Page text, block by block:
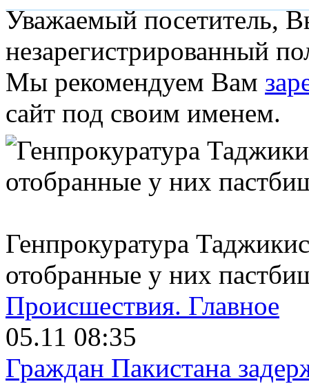
Уважаемый посетитель,
незарегистрированный
Мы рекомендуем Вам
сайт под своим именем.
Генпрокуратура
отобранные у них
Происшествия. Главное
05.11 08:35
Граждан Пакистана